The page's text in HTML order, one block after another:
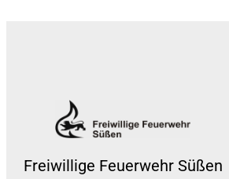
Freiwillige Feuerwehr Süßen